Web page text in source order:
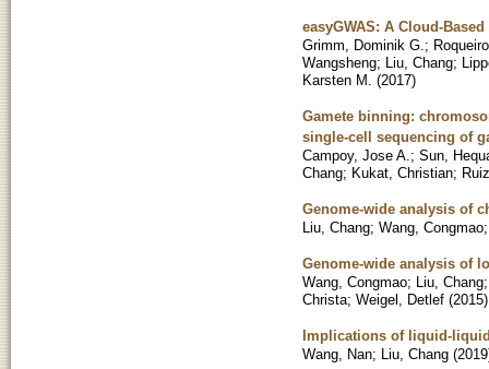
easyGWAS: A Cloud-
Grimm, Dominik G. ;
Wangsheng; Liu, Chang;
Karsten M. (2017)
Gamete binning:
single-cell sequencing of
Campoy, Jose A. ; Sun,
Chang; Kukat, Christian;
Genome-wide analysis of
Liu, Chang; Wang, Congmao
Genome-wide analysis of
Wang, Congmao; Liu, Chang
Christa; Weigel, Detlef (2015)
Implications of liquid-
Wang, Nan; Liu, Chang (2019